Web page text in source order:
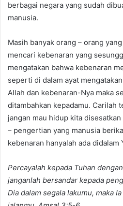
berbagai negara yang sudah
manusia.
Masih banyak orang – orang
mencari kebenaran yang
mengatakan bahwa kebenaran
seperti di dalam ayat
Allah dan kebenaran-Nya maka
ditambahkan kepadamu. Carilah
jangan mau hidup kita
– pengertian yang manusia
kebenaran hanyalah ada didalam
Percayalah kepada Tuhan
janganlah bersandar kepada
Dia dalam segala lakumu, maka